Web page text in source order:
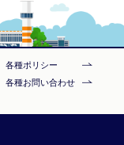
各種ポリシー
各種お問い合わせ